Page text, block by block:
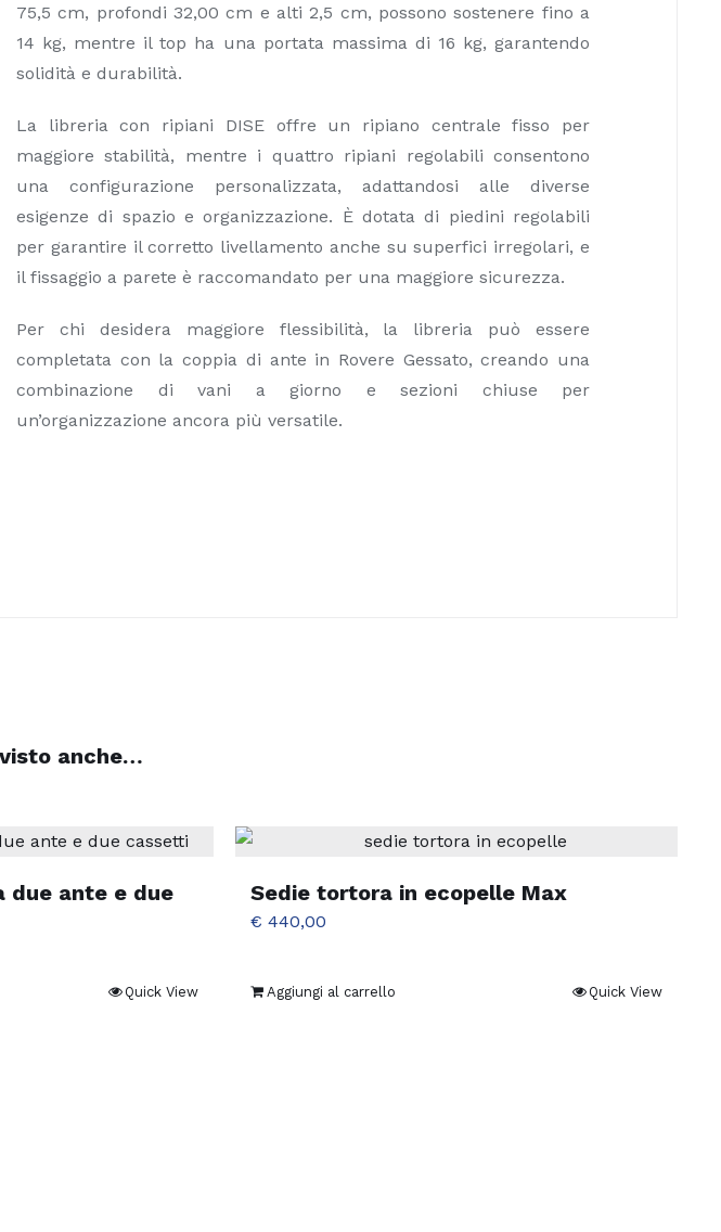
75,5 cm, profondi 32,00 cm e alti 2,5 cm, possono sostenere fino a
14 kg, mentre il top ha una portata massima di 16 kg, garantendo
solidità e durabilità.
La libreria con ripiani DISE offre un ripiano centrale fisso per
maggiore stabilità, mentre i quattro ripiani regolabili consentono
una configurazione personalizzata, adattandosi alle diverse
esigenze di spazio e organizzazione. È dotata di piedini regolabili
per garantire il corretto livellamento anche su superfici irregolari, e
il fissaggio a parete è raccomandato per una maggiore sicurezza.
Per chi desidera maggiore flessibilità, la libreria può essere
completata con la coppia di ante in Rovere Gessato, creando una
combinazione di vani a giorno e sezioni chiuse per
un’organizzazione ancora più versatile.
anche…
due ante e due
Quick View
Sedie tortora in ecopelle Max
€ 440,00
Aggiungi al carrello Quick View